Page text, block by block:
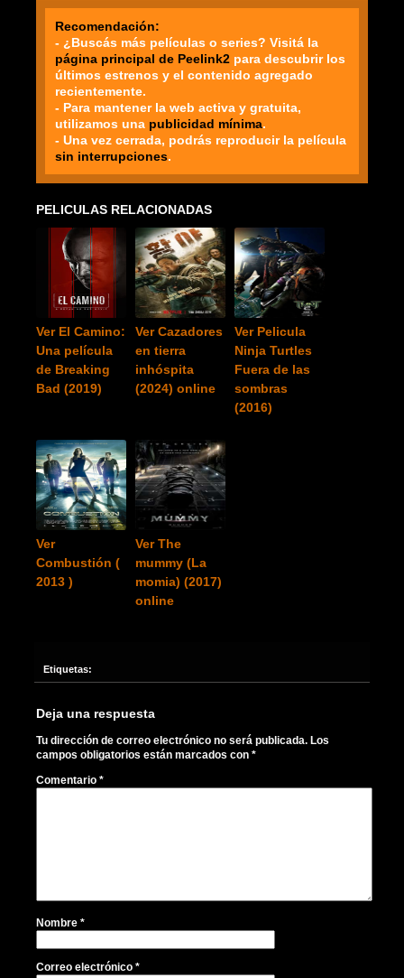
Recomendación:
- ¿Buscás más películas o series? Visitá la
página principal de Peelink2 para descubrir los
últimos estrenos y el contenido agregado
recientemente.
- Para mantener la web activa y gratuita,
utilizamos una publicidad mínima.
- Una vez cerrada, podrás reproducir la película
sin interrupciones.
PELICULAS RELACIONADAS
Ver El Camino:
Una película
de Breaking
Bad (2019)
Ver Cazadores
en tierra
inhóspita
(2024) online
Ver Pelicula
Ninja Turtles
Fuera de las
sombras
(2016)
Ver
Combustión (
2013 )
Ver The
mummy (La
momia) (2017)
online
Etiquetas:
Deja una respuesta
Tu dirección de correo electrónico no será publicada. Los
campos obligatorios están marcados con *
Comentario *
Nombre *
Correo electrónico *